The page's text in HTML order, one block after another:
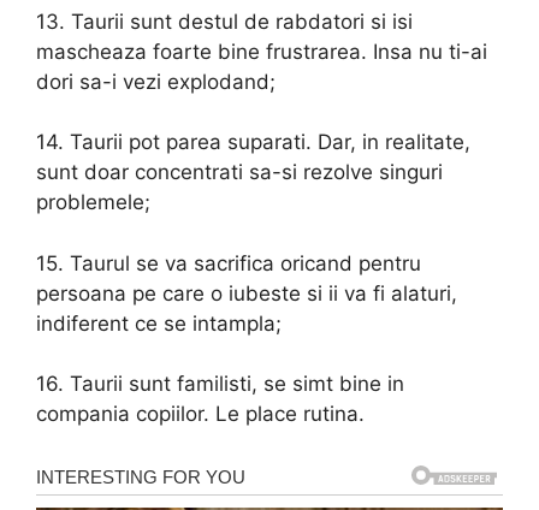
13. Taurii sunt destul de rabdatori si isi
mascheaza foarte bine frustrarea. Insa nu ti-ai
dori sa-i vezi explodand;
14. Taurii pot parea suparati. Dar, in realitate,
sunt doar concentrati sa-si rezolve singuri
problemele;
15. Taurul se va sacrifica oricand pentru
persoana pe care o iubeste si ii va fi alaturi,
indiferent ce se intampla;
16. Taurii sunt familisti, se simt bine in
compania copiilor. Le place rutina.